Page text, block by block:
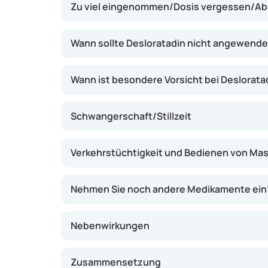
Hautausschlag gelindert werden.
Zu viel eingenommen/Dosis vergessen/
Wann sollte Desloratadin nicht
Wann ist besondere Vorsicht bei
Schwangerschaft/Stillzeit
Verkehrstüchtigkeit und Bedienen von
Nehmen Sie noch andere Medikamente
Nebenwirkungen
Zusammensetzung